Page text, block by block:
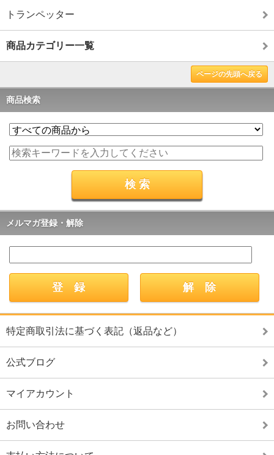
トランペッター
商品カテゴリー一覧
ページの先頭へ戻る
商品検索
メルマガ登録・解除
特定商取引法に基づく表記（返品など）
公式ブログ
マイアカウント
お問い合わせ